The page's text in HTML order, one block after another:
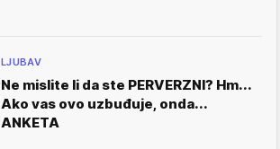
LJUBAV
Ne mislite li da ste PERVERZNI? Hm...
Ako vas ovo uzbuđuje, onda...
ANKETA